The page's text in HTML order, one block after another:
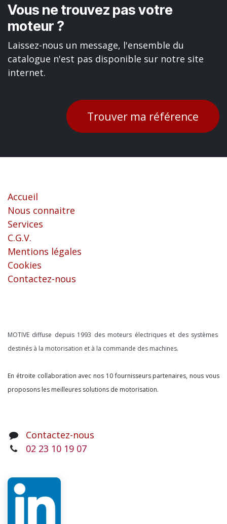
Vous ne trouvez pas votre
moteur ?
Laissez-nous un message, l'ensemble du
catalogue n'est pas disponible sur notre site
internet.
Trouver ma référence
Accueil
Nous connaitre
Services
C.G.V.
Mentions légales
Cookies
Contactez-nous
MOTIVE diffuse depuis 1993 des moteurs électriques et des systèmes
destinés à la motorisation et à la commande des machines.
En étroite collaboration avec nos 10 fournisseurs partenaires, nous vous
proposons les meilleures solutions de motorisation.
Contactez-nous
02 23 10 19 07